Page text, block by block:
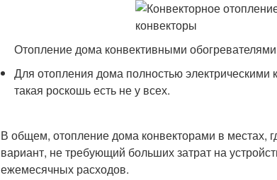
Отопление дома конвективными
Для отопления дома полностью
такая роскошь есть не у всех.
В общем, отопление дома конвекторами в местах,
вариант, не требующий больших затрат на
ежемесячных расходов.